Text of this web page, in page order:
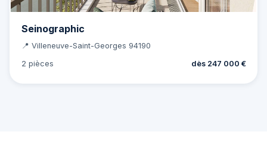
Seinographic
📍 Villeneuve-Saint-Georges 94190
2 pièces
dès 247 000 €